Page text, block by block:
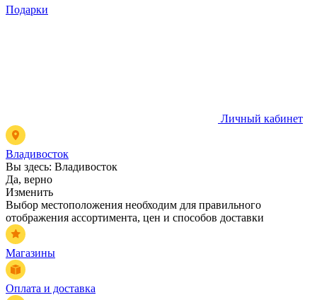
Подарки
Личный кабинет
Владивосток
Вы здесь: Владивосток
Да, верно
Изменить
Выбор местоположения необходим для правильного
отображения ассортимента, цен и способов доставки
Магазины
Оплата и доставка